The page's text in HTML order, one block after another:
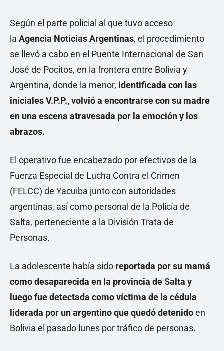
Según el parte policial al que tuvo acceso
la Agencia Noticias Argentinas, el procedimiento
se llevó a cabo en el Puente Internacional de San
José de Pocitos, en la frontera entre Bolivia y
Argentina, donde la menor, identificada con las
iniciales V.P.P., volvió a encontrarse con su madre
en una escena atravesada por la emoción y los
abrazos.
El operativo fue encabezado por efectivos de la
Fuerza Especial de Lucha Contra el Crimen
(FELCC) de Yacuiba junto con autoridades
argentinas, así como personal de la Policía de
Salta, perteneciente a la División Trata de
Personas.
La adolescente había sido reportada por su mamá
como desaparecida en la provincia de Salta y
luego fue detectada como víctima de la cédula
liderada por un argentino que quedó detenidoen
Bolivia el pasado lunes por tráfico de personas.